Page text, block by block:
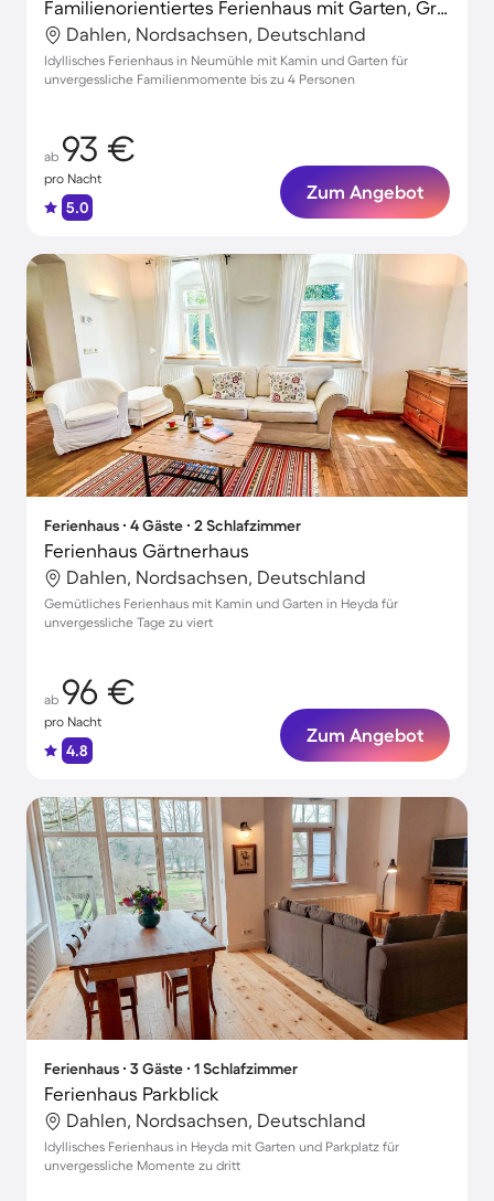
Familienorientiertes Ferienhaus mit Garten, Grill und Terrasse
Dahlen, Nordsachsen, Deutschland
Idyllisches Ferienhaus in Neumühle mit Kamin und Garten für
unvergessliche Familienmomente bis zu 4 Personen
ab 93 €
pro Nacht
5.0
Zum Angebot
Ferienhaus ∙ 4 Gäste ∙ 2 Schlafzimmer
Ferienhaus Gärtnerhaus
Dahlen, Nordsachsen, Deutschland
Gemütliches Ferienhaus mit Kamin und Garten in Heyda für
unvergessliche Tage zu viert
ab 96 €
pro Nacht
4.8
Zum Angebot
Ferienhaus ∙ 3 Gäste ∙ 1 Schlafzimmer
Ferienhaus Parkblick
Dahlen, Nordsachsen, Deutschland
Idyllisches Ferienhaus in Heyda mit Garten und Parkplatz für
unvergessliche Momente zu dritt